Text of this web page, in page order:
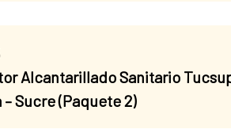
Alcantarillado Sanitario
Sucre (Paquete 2)